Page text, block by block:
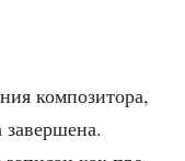
ком­по­зи­то­ра,